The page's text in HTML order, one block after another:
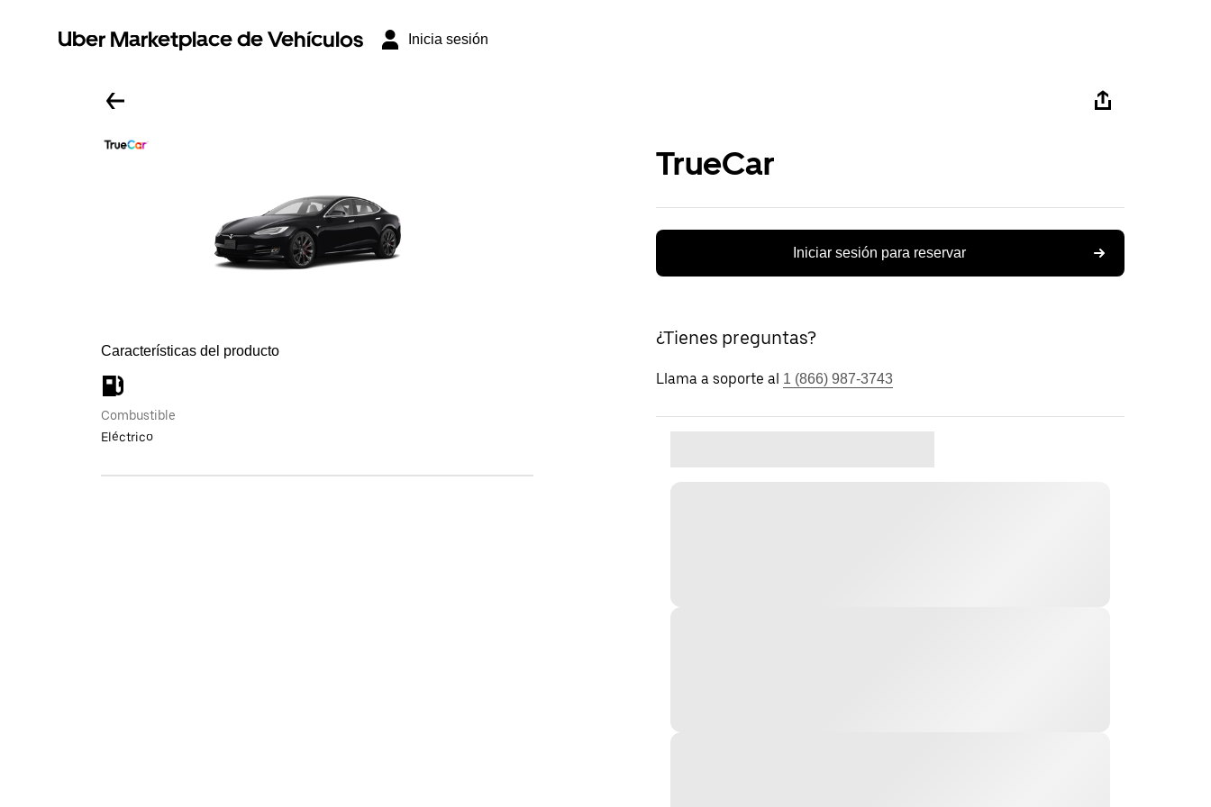
Uber Marketplace de Vehículos Inicia sesión
Características del producto
Combustible
Eléctrico
TrueCar
Iniciar sesión para reservar
¿Tienes preguntas?
Llama a soporte al 1 (866) 987-3743